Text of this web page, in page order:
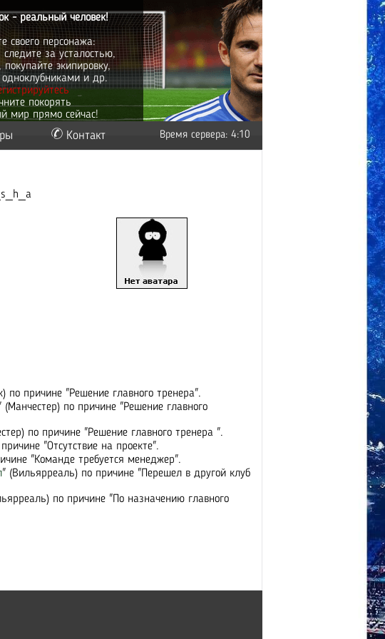
- реальный человек!
своего персонажа:
следите за усталостью,
покупайте экипировку,
одноклубниками и др.
покорять
мир прямо сейчас!
Контакт Время сервера: 4:10
по причине "Решение главного тренера".
(Манчестер) по причине "Решение главного
по причине "Решение главного тренера ".
"Отсутствие на проекте".
"Команде требуется менеджер".
" (Вильярреаль) по причине "Перешел в другой клуб
по причине "По назначению главного